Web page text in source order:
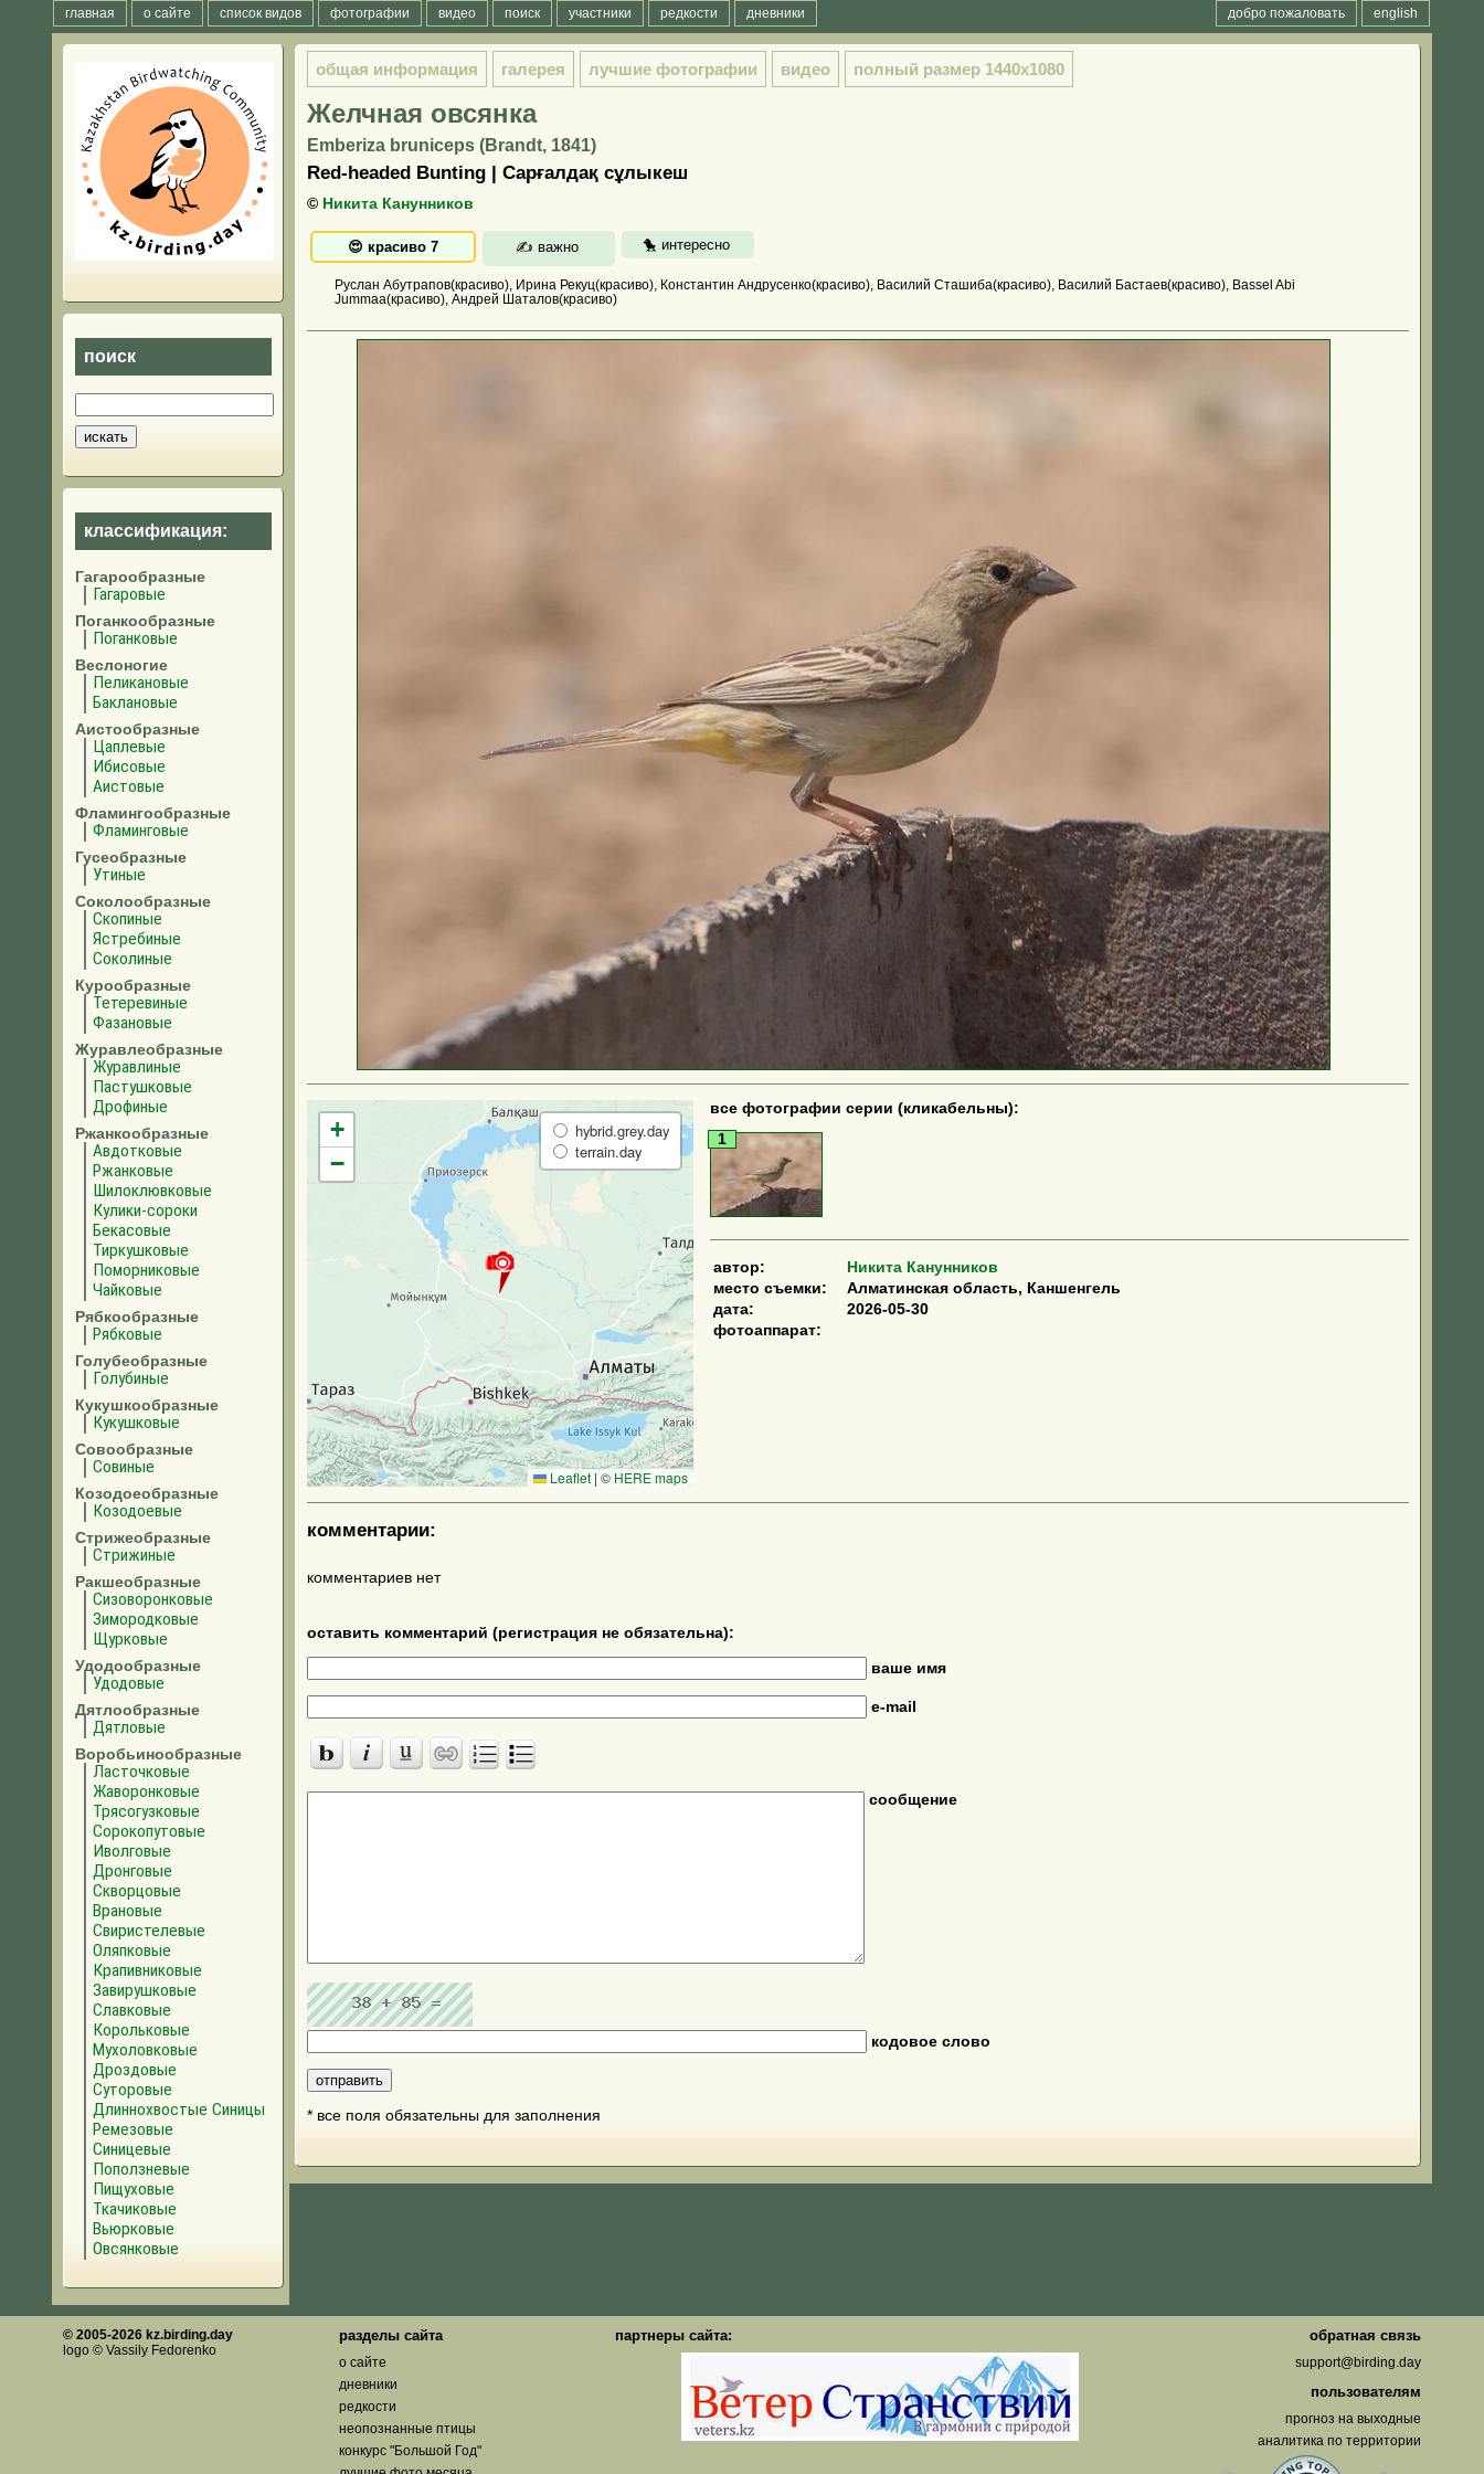
главная о сайте список видов фотографии видео поиск участники редкости дневники english
добро пожаловать
поиск
классификация:
Гагарообразные
Гагаровые
Поганкообразные
Поганковые
Веслоногие
Пеликановые
Баклановые
Аистообразные
Цаплевые
Ибисовые
Аистовые
Фламингообразные
Фламинговые
Гусеобразные
Утиные
Соколообразные
Скопиные
Ястребиные
Соколиные
Курообразные
Тетеревиные
Фазановые
Журавлеобразные
Журавлиные
Пастушковые
Дрофиные
Ржанкообразные
Авдотковые
Ржанковые
Шилоклювковые
Кулики-сороки
Бекасовые
Тиркушковые
Поморниковые
Чайковые
Рябкообразные
Рябковые
Голубеобразные
Голубиные
Кукушкообразные
Кукушковые
Совообразные
Совиные
Козодоеобразные
Козодоевые
Стрижеобразные
Стрижиные
Ракшеобразные
Сизоворонковые
Зимородковые
Щурковые
Удодообразные
Удодовые
Дятлообразные
Дятловые
Воробьинообразные
Ласточковые
Жаворонковые
Трясогузковые
Сорокопутовые
Иволговые
Дронговые
Скворцовые
Врановые
Свиристелевые
Оляпковые
Крапивниковые
Завирушковые
Славковые
Корольковые
Мухоловковые
Дроздовые
Суторовые
Длиннохвостые Синицы
Ремезовые
Синицевые
Поползневые
Пищуховые
Ткачиковые
Вьюрковые
Овсянковые
общая информация галерея лучшие фотографии видео полный размер 1440x1080
Желчная овсянка
Emberiza bruniceps (Brandt, 1841)
Red-headed Bunting | Сарғалдақ сұлыкеш
© Никита Канунников
Руслан Абутрапов(красиво), Ирина Рекуц(красиво), Константин Андрусенко(красиво), Василий Сташиба(красиво), Василий Бастаев(красиво), Bassel Abi
Jummaa(красиво), Андрей Шаталов(красиво)
+
−
hybrid.grey.day
terrain.day
Leaflet | © HERE maps
все фотографии серии (кликабельны):
1
автор:
Никита Канунников
место съемки:
Алматинская область, Каншенгель
дата:
2026-05-30
фотоаппарат:
комментарии:
комментариев нет
оставить комментарий (регистрация не обязательна):
ваше имя
e-mail
сообщение
кодовое слово
* все поля обязательны для заполнения
© 2005-2026 kz.birding.day
logo © Vassily Fedorenko
разделы сайта
о сайте
дневники
редкости
неопознанные птицы
конкурс "Большой Год"
партнеры сайта: обратная связь
support@birding.day
пользователям
прогноз на выходные
аналитика по территории